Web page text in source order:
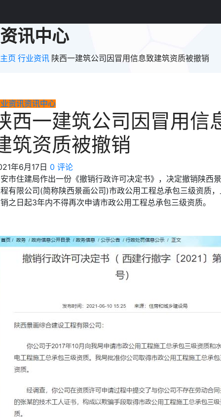
资讯中心
主页 行业资讯 陕西一建筑公司因冒用信息致建筑资质被撤销
资讯资讯中心
西一建筑公司因冒用信
筑资质被撤销
年6月17日 0 评论
市住建局作出一份《撤销行政许可决定书》，决定撤销陕西
有限公司(简称陕西景画公司)市政公用工程总承包三级资质
之日起3年内不得再次申请市政公用工程总承包三级资质。